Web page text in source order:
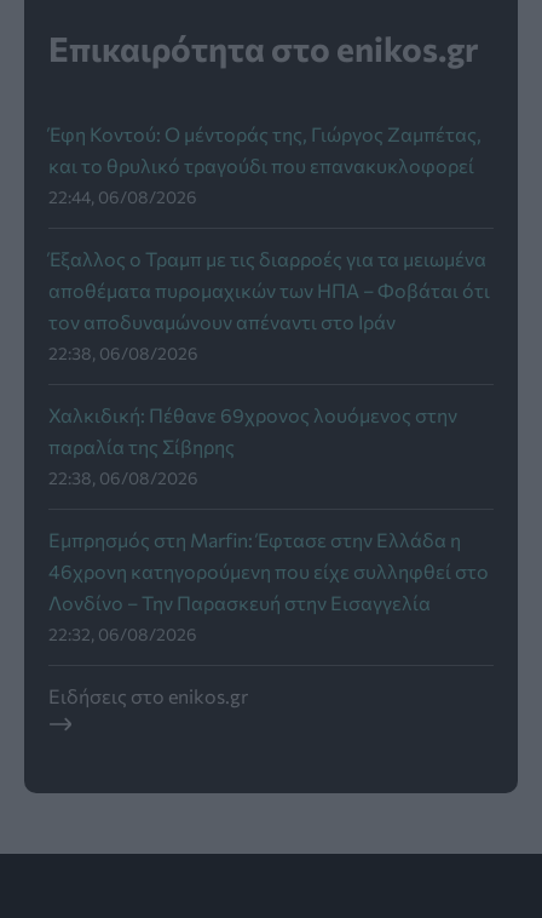
Επικαιρότητα στο enikos.gr
Έφη Κοντού: Ο μέντοράς της, Γιώργος Ζαμπέτας,
και το θρυλικό τραγούδι που επανακυκλοφορεί
22:44, 06/08/2026
Έξαλλος ο Τραμπ με τις διαρροές για τα μειωμένα
αποθέματα πυρομαχικών των ΗΠΑ – Φοβάται ότι
τον αποδυναμώνουν απέναντι στο Ιράν
22:38, 06/08/2026
Χαλκιδική: Πέθανε 69χρονος λουόμενος στην
παραλία της Σίβηρης
22:38, 06/08/2026
Εμπρησμός στη Marfin: Έφτασε στην Ελλάδα η
46χρονη κατηγορούμενη που είχε συλληφθεί στο
Λονδίνο – Την Παρασκευή στην Εισαγγελία
22:32, 06/08/2026
Ειδήσεις στο enikos.gr